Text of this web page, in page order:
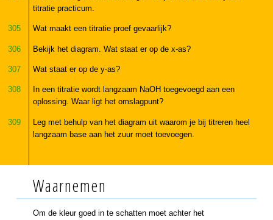
titratie practicum.
305 Wat maakt een titratie proef gevaarlijk?
306 Bekijk het diagram. Wat staat er op de x-as?
307 Wat staat er op de y-as?
308
In een titratie wordt langzaam NaOH toegevoegd aan een
oplossing. Waar ligt het omslagpunt?
309
Leg met behulp van het diagram uit waarom je bij titreren heel
langzaam base aan het zuur moet toevoegen.
Waarnemen
Om de kleur goed in te schatten moet achter het